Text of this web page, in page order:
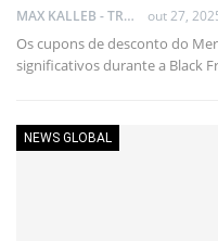
MAX KALLEB - TRADER out 27,
Os cupons de desconto do
significativos durante a Black
NEWS GLOBAL